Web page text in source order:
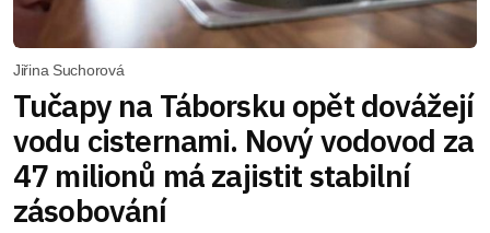
Jiřina Suchorová
Tučapy na Táborsku opět dovážejí
vodu cisternami. Nový vodovod za
47 milionů má zajistit stabilní
zásobování